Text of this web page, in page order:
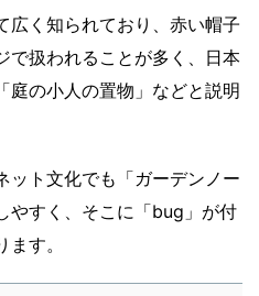
広く知られており、赤い帽子
で扱われることが多く、日本
庭の小人の置物」などと説明
ット文化でも「ガーデンノー
やすく、そこに「bug」が付
す。